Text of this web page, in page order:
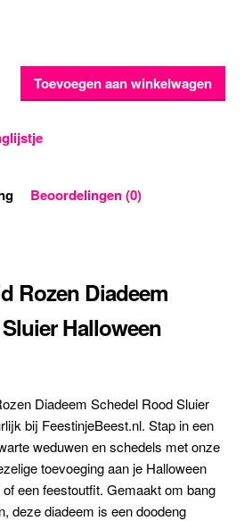
Toevoegen aan winkelwagen
Beoordelingen (0)
Rozen Diadeem
Halloween
Diadeem Schedel Rood Sluier
bij FeestinjeBeest.nl. Stap in een
weduwen en schedels met onze
toevoeging aan je Halloween
een feestoutfit. Gemaakt om bang
deze diadeem is een doodeng